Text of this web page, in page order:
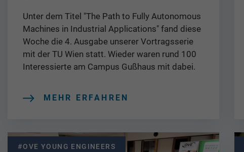
Unter dem Titel "The Path to Fully Autonomous
Machines in Industrial Applications" fand diese
Woche die 4. Ausgabe unserer Vortragsserie
mit der TU Wien statt. Wieder waren rund 100
Interessierte am Campus Gußhaus mit dabei.
MEHR ERFAHREN
#OVE YOUNG ENGINEERS